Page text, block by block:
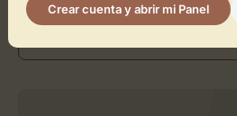
Crear cuenta y abrir mi Panel